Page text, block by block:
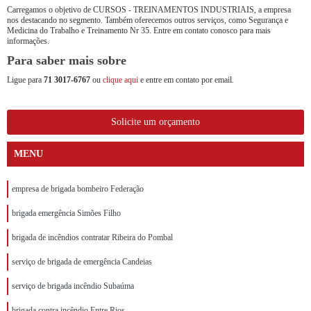
Carregamos o objetivo de CURSOS - TREINAMENTOS INDUSTRIAIS, a empresa
nos destacando no segmento. Também oferecemos outros serviços, como Segurança e
Medicina do Trabalho e Treinamento Nr 35. Entre em contato conosco para mais
informações.
Para saber mais sobre
Ligue para 71 3017-6767 ou clique aqui e entre em contato por email.
Solicite um orçamento
MENU
empresa de brigada bombeiro Federação
brigada emergência Simões Filho
brigada de incêndios contratar Ribeira do Pombal
serviço de brigada de emergência Candeias
serviço de brigada incêndio Subaúma